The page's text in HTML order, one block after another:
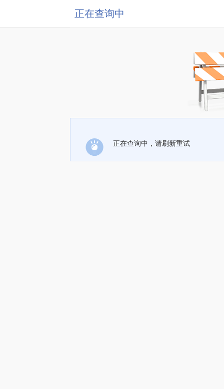
正在查询中
正在查询中，请刷新重试